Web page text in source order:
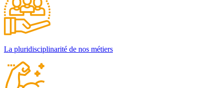
La pluridisciplinarité de nos métiers